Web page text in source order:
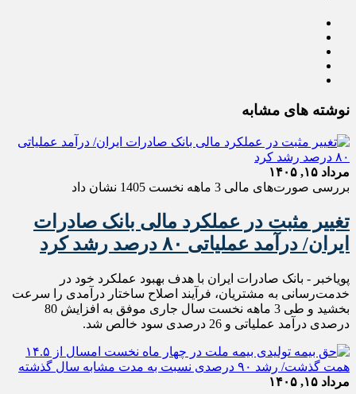
نوشته های مشابه
مرداد ۱۵, ۱۴۰۵
بررسی صورت‌های مالی 3 ماهه نخست 1405 نشان داد
تغییر مثبت در عملکرد مالی بانک صادرات
ایران/ درآمد عملیاتی ۸۰ درصد رشد کرد
پویاخبر - ​بانک صادرات ایران با هدف بهبود عملکرد خود در
خدمت‌رسانی به مشتریان، فرآیند اصلاح ساختار درآمدی را سرعت
بخشید و طی 3 ماهه نخست سال جاری موفق به افزایش 80
درصدی درآمد عملیاتی و 26 درصدی سود خالص شد.
مرداد ۱۵, ۱۴۰۵